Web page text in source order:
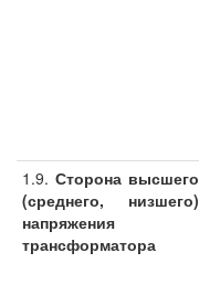
1.9. Сторона высшего
(среднего, низшего)
напряжения
трансформатора